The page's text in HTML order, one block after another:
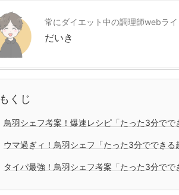
常にダイエット中の調理師webライ
だいき
もくじ
鳥羽シェフ考案！爆速レシピ「たった3分でで
ウマ過ぎィ！鳥羽シェフ「たった3分ででき
タイパ最強！鳥羽シェフ考案「たった3分でで